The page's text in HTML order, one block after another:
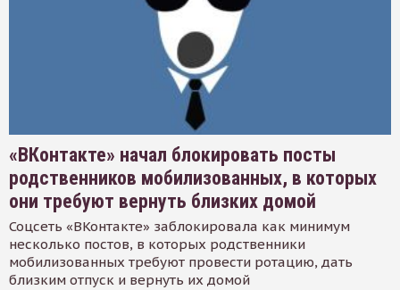
«ВКонтакте» начал блокировать посты
родственников мобилизованных, в которых
они требуют вернуть близких домой
Соцсеть «ВКонтакте» заблокировала как минимум
несколько постов, в которых родственники
мобилизованных требуют провести ротацию, дать
близким отпуск и вернуть их домой